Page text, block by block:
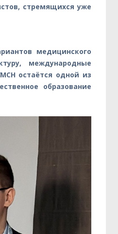
стремящихся уже
медицинского
международные
остаётся одной из
образование